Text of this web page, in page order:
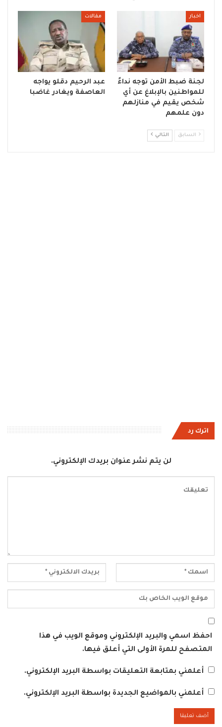
اخبار
لجنة ضبط الأمن توجه نداءً
للمواطنين بالإبلاغ عن أي
شخص يقيم في منازلهم
دون علمهم
مقالات
عبد الرحيم دقلو يواجه
العاصفة ويغادر غاضبا
السابق التالي
اترك رد
لن يتم نشر عنوان بريدك الإلكتروني.
احفظ اسمي والبريد الإلكتروني وموقع الويب في هذا
المتصفح للمرة الأولى التي أعلق فيها.
أعلمني بمتابعة التعليقات بواسطة البريد الإلكتروني.
أعلمني بالمواضيع الجديدة بواسطة البريد الإلكتروني.